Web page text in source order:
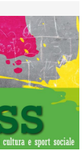
fare le